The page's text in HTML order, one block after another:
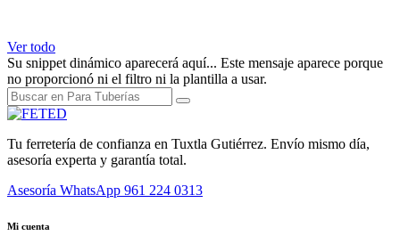
Ver todo
Su snippet dinámico aparecerá aquí... Este mensaje aparece porque
no proporcionó ni el filtro ni la plantilla a usar.
Tu ferretería de confianza en Tuxtla Gutiérrez. Envío mismo día,
asesoría experta y garantía total.
Asesoría WhatsApp 961 224 0313
Mi cuenta